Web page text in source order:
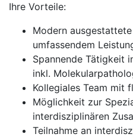
Ihre Vorteile:
Modern
umfassendem
Spannende Tätigkeit
inkl.
Kollegiales Team mit
Möglichkeit zur
interdisziplinären
Teilnahme an